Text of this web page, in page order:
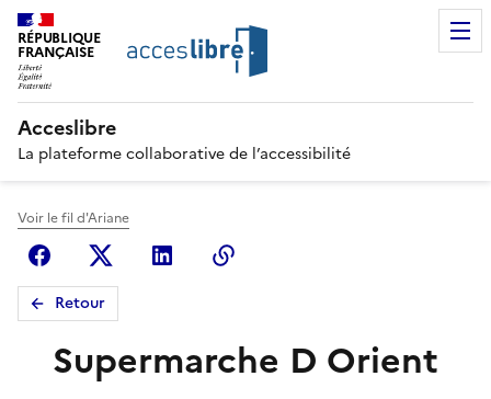
RÉPUBLIQUE
FRANÇAISE
Acceslibre
La plateforme collaborative de l’accessibilité
Voir le fil d'Ariane
FacebookX (anciennement Twitter)
Linkedin
Retour
Supermarche D Orient